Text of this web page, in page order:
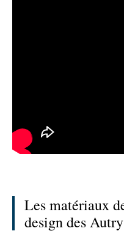
Les matériaux
design des Autry